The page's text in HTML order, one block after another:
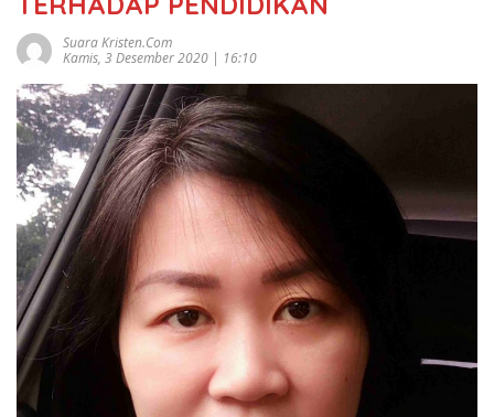
Suara Kristen.com
Kamis, 3 Desember 2020 | 16:10